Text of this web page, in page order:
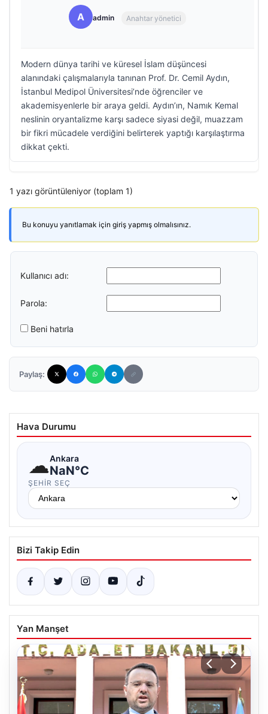
A admin Anahtar yönetici
Modern dünya tarihi ve küresel İslam düşüncesi
alanındaki çalışmalarıyla tanınan Prof. Dr. Cemil Aydın,
İstanbul Medipol Üniversitesi’nde öğrenciler ve
akademisyenlerle bir araya geldi. Aydın’ın, Namık Kemal
neslinin oryantalizme karşı sadece siyasi değil, muazzam
bir fikri mücadele verdiğini belirterek yaptığı karşılaştırma
dikkat çekti.
1 yazı görüntüleniyor (toplam 1)
Bu konuyu yanıtlamak için giriş yapmış olmalısınız.
Kullanıcı adı:
Parola:
Beni hatırla
Paylaş:
Hava Durumu
☁Ankara
NaN°C
ŞEHIR SEÇ
Bizi Takip Edin
Yan Manşet